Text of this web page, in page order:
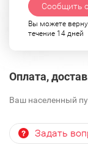
Сообщить
Вы можете
течение 14 дней
Оплата,
Ваш населенный
Задать